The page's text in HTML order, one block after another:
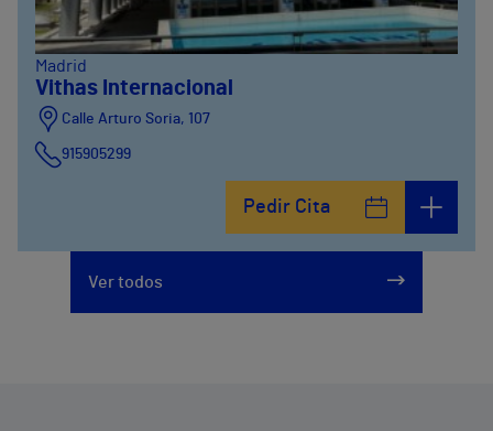
Madrid
Vithas Internacional
Calle Arturo Soria, 107
915905299
Pedir Cita
Ver todos